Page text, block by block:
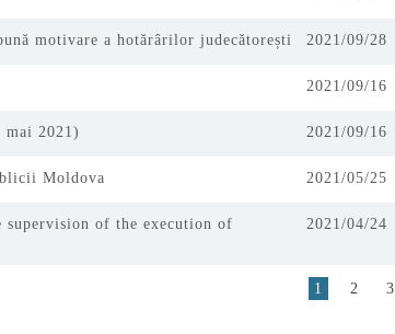
motivare a hotărârilor judecătorești 2021/09/28
2021/09/16
2021) 2021/09/16
Moldova 2021/05/25
of the execution of
2021/04/24
1 2 3